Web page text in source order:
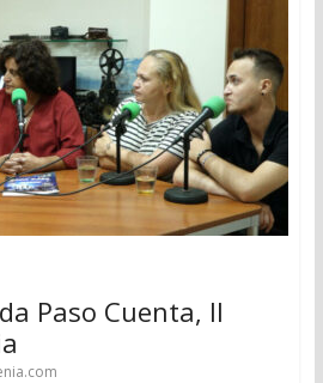
Paso Cuenta, II